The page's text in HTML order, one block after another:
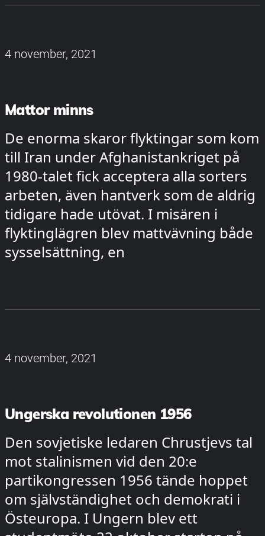
4 november, 2021
Mattor minns
De enorma skaror flyktingar som kom
till Iran under Afghanistankriget på
1980-talet fick acceptera alla sorters
arbeten, även hantverk som de aldrig
tidigare hade utövat. I misären i
flyktinglägren blev mattvävning både
sysselsättning, en
4 november, 2021
Ungerska revolutionen 1956
Den sovjetiske ledaren Chrustjevs tal
mot stalinismen vid den 20:e
partikongressen 1956 tände hoppet
om självständighet och demokrati i
Östeuropa. I Ungern blev ett